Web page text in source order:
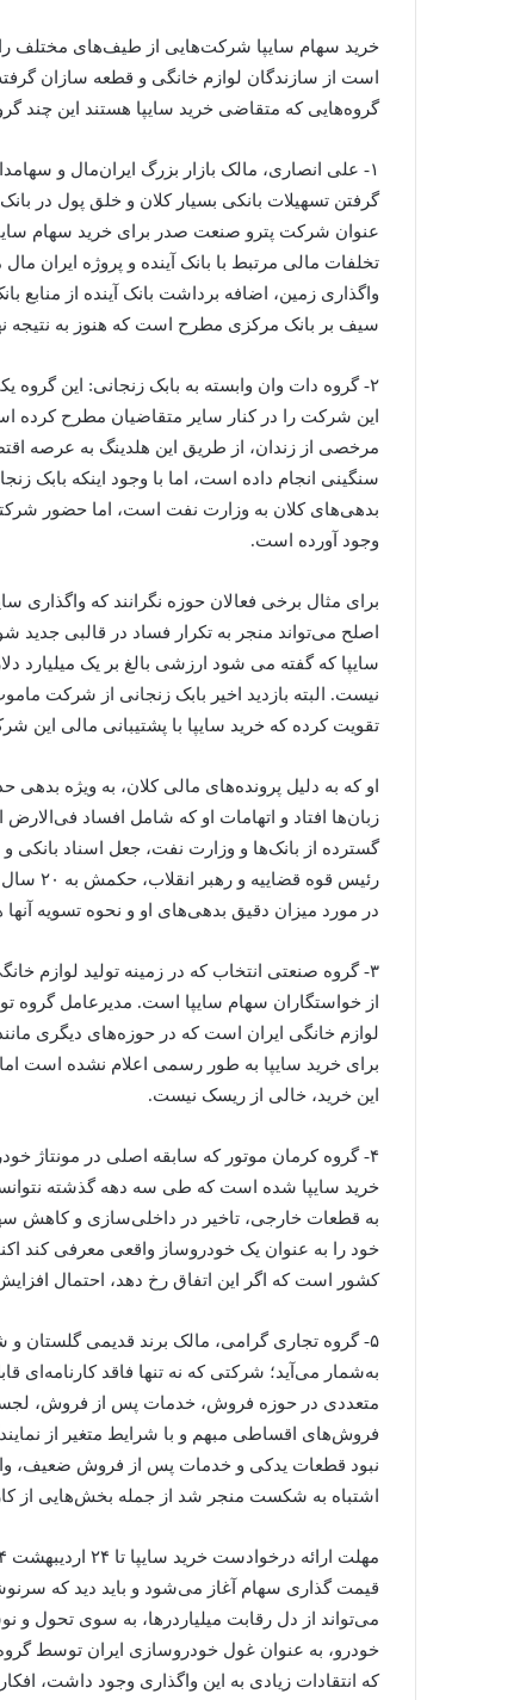
خرید سهام سایپا شرکت‌هایی از طیف‌های مختلف را
است از سازندگان لوازم خانگی و قطعه سازان
گروه‌هایی که متقاضی خرید سایپا هستند این چند
۱- علی انصاری، مالک بازار بزرگ ایران‌مال و
گرفتن تسهیلات بانکی بسیار کلان و خلق پول در
عنوان شرکت پترو صنعت صدر برای خرید سهام سایپا
تخلفات مالی مرتبط با بانک آینده و پروژه ایران
سیف بر بانک مرکزی مطرح است که هنوز به نتیجه
این شرکت را در کنار سایر متقاضیان مطرح کرده
مرخصی از زندان، از طریق این هلدینگ به عرصه
سنگینی انجام داده است، اما با وجود اینکه بابک
بدهی‌های کلان به وزارت نفت است، اما حضور شرکتی
وجود آورده است.
برای مثال برخی فعالان حوزه نگرانند که واگذاری
اصلح می‌تواند منجر به تکرار فساد در قالبی
سایپا که گفته می شود ارزشی بالغ بر یک میلیارد
نیست. البته بازدید اخیر بابک زنجانی از شرکت
تقویت کرده که خرید سایپا با پشتیبانی مالی این
زبان‌ها افتاد و اتهامات او که شامل افساد
گسترده از بانک‌ها و وزارت نفت، جعل اسناد بانکی
رئیس
در مورد میزان دقیق بدهی‌های او و نحوه تسویه آنها
۳- گروه صنعتی انتخاب که در زمینه تولید لوازم
از خواستگاران سهام سایپا است. مدیرعامل
لوازم خانگی ایران است که در حوزه‌های دیگری
برای خرید سایپا به طور رسمی اعلام نشده است
این خرید، خالی از ریسک نیست.
۴- گروه کرمان موتور که سابقه اصلی در مونتاژ
خرید سایپا شده است که طی سه دهه گذشته
به قطعات خارجی، تاخیر در داخلی‌سازی و کاهش
خود را به عنوان یک خودروساز واقعی معرفی کند
کشور است که اگر این اتفاق رخ دهد، احتمال
۵- گروه تجاری گرامی، مالک برند قدیمی گلستان و
به‌شمار می‌آید؛ شرکتی که نه تنها فاقد کارنامه‌ای
متعددی در حوزه فروش، خدمات پس از فروش،
فروش‌های اقساطی مبهم و با شرایط متغیر از
اشتباه به شکست منجر شد از جمله بخش‌هایی از
قیمت گذاری سهام آغاز می‌شود و باید دید که
می‌تواند از دل رقابت میلیاردرها، به سوی تحول و
خودرو، به عنوان غول خودروسازی ایران توسط
که انتقادات زیادی به این واگذاری وجود داشت،